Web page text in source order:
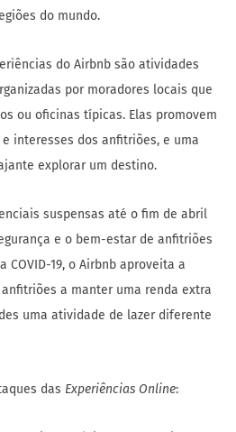
do mundo.
do Airbnb são atividades
por moradores locais que
ou oficinas típicas. Elas promovem
interesses dos anfitriões, e uma
explorar um destino.
suspensas até o fim de abril
e o bem-estar de anfitriões
19, o Airbnb aproveita a
a manter uma renda extra
uma atividade de lazer diferente
das Experiências Online: